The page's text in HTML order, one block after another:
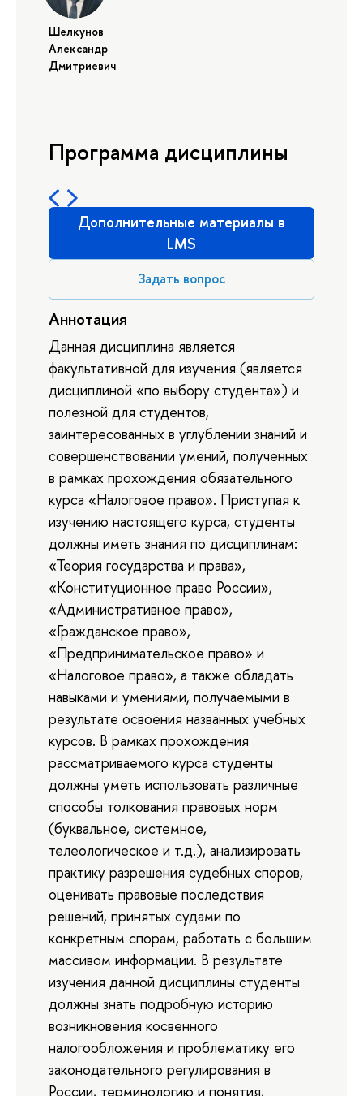
Шелкунов
Александр
Дмитриевич
Программа дисциплины
Дополнительные материалы в
LMS
Задать вопрос
Аннотация
Данная дисциплина является
факультативной для изучения (является
дисциплиной «по выбору студента») и
полезной для студентов,
заинтересованных в углублении знаний и
совершенствовании умений, полученных
в рамках прохождения обязательного
курса «Налоговое право». Приступая к
изучению настоящего курса, студенты
должны иметь знания по дисциплинам:
«Теория государства и права»,
«Конституционное право России»,
«Административное право»,
«Гражданское право»,
«Предпринимательское право» и
«Налоговое право», а также обладать
навыками и умениями, получаемыми в
результате освоения названных учебных
курсов. В рамках прохождения
рассматриваемого курса студенты
должны уметь использовать различные
способы толкования правовых норм
(буквальное, системное,
телеологическое и т.д.), анализировать
практику разрешения судебных споров,
оценивать правовые последствия
решений, принятых судами по
конкретным спорам, работать с большим
массивом информации. В результате
изучения данной дисциплины студенты
должны знать подробную историю
возникновения косвенного
налогообложения и проблематику его
законодательного регулирования в
России, терминологию и понятия,